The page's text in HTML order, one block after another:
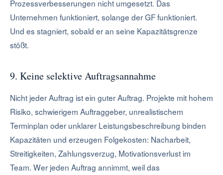
Prozessverbesserungen nicht umgesetzt. Das
Unternehmen funktioniert, solange der GF funktioniert.
Und es stagniert, sobald er an seine Kapazitätsgrenze
stößt.
9. Keine selektive Auftragsannahme
Nicht jeder Auftrag ist ein guter Auftrag. Projekte mit hohem
Risiko, schwierigem Auftraggeber, unrealistischem
Terminplan oder unklarer Leistungsbeschreibung binden
Kapazitäten und erzeugen Folgekosten: Nacharbeit,
Streitigkeiten, Zahlungsverzug, Motivationsverlust im
Team. Wer jeden Auftrag annimmt, weil das